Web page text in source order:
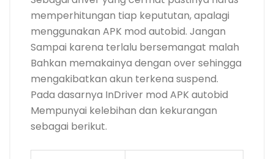
memperhitungan tiap kepututan, apalagi
menggunakan APK mod autobid. Jangan
Sampai karena terlalu bersemangat malah
Bahkan memakainya dengan over sehingga
mengakibatkan akun terkena suspend.
Pada dasarnya InDriver mod APK autobid
Mempunyai kelebihan dan kekurangan
sebagai berikut.